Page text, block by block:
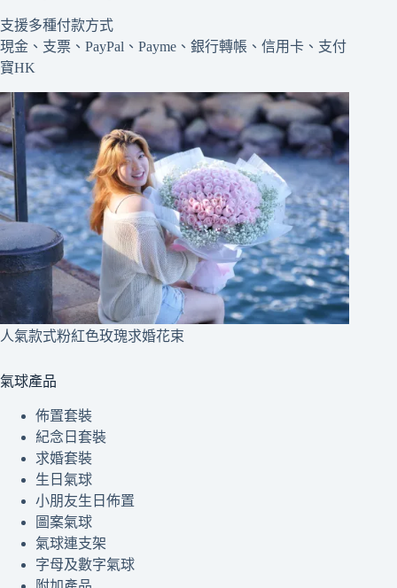
支援多種付款方式
現金、支票、PayPal、Payme、銀行轉帳、信用卡、支付
寶HK
人氣款式粉紅色玫瑰求婚花束
氣球產品
佈置套裝
紀念日套裝
求婚套裝
生日氣球
小朋友生日佈置
圖案氣球
氣球連支架
字母及數字氣球